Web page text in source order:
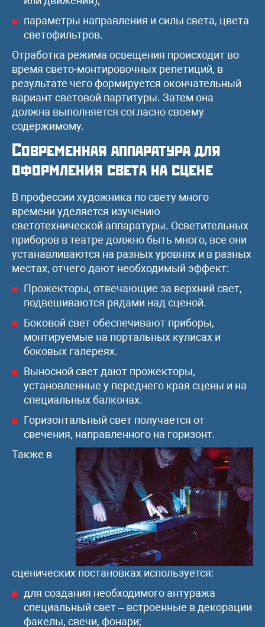
параметры направления и силы света, цвета
светофильтров.
Отработка режима освещения происходит во
время свето-монтировочных репетиций, в
результате чего формируется окончательный
вариант световой партитуры. Затем она
должна выполняется согласно своему
содержимому.
Современная аппаратура для
оформления света на сцене
В профессии художника по свету много
времени уделяется изучению
светотехнической аппаратуры. Осветительных
приборов в театре должно быть много, все они
устанавливаются на разных уровнях и в разных
местах, отчего дают необходимый эффект:
Прожекторы, отвечающие за верхний свет,
подвешиваются рядами над сценой.
Боковой свет обеспечивают приборы,
монтируемые на портальных кулисах и
боковых галереях.
Выносной свет дают прожекторы,
установленные у переднего края сцены и на
специальных балконах.
Горизонтальный свет получается от
свечения, направленного на горизонт.
Также в
сценических постановках используется:
для создания необходимого антуража
специальный свет – встроенные в декорации
факелы, свечи, фонари;